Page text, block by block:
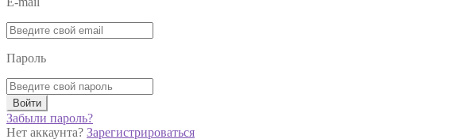
Пароль
Войти
Забыли пароль?
Нет аккаунта? Зарегистрироваться